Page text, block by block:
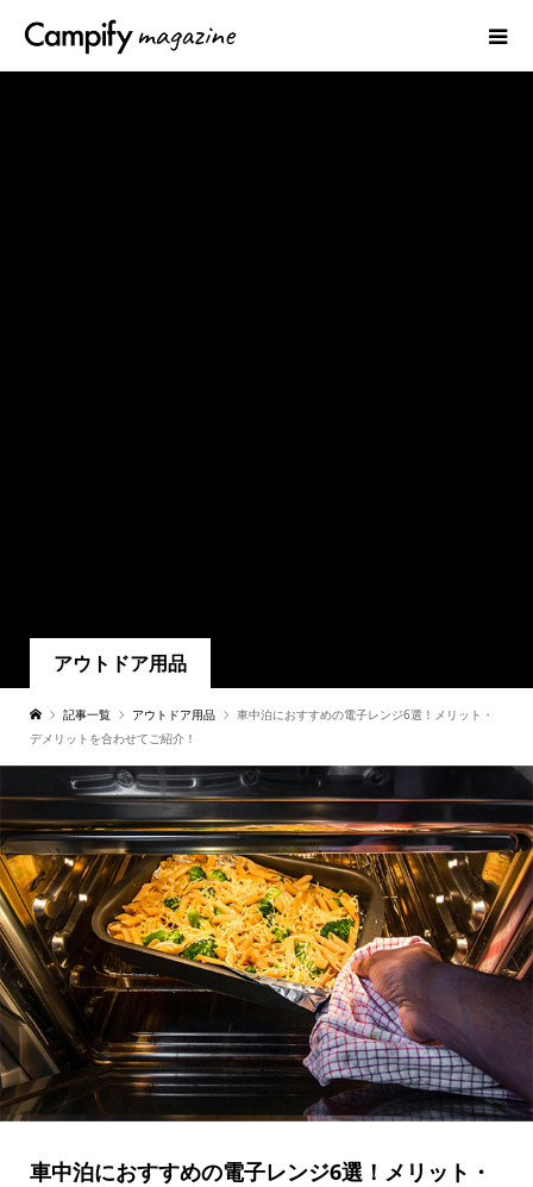
アウトドア用品
記事一覧 アウトドア用品
車中泊におすすめの電子レンジ6選！メリット・
デメリットを合わせてご紹介！
車中泊におすすめの電子レンジ6選！メリット・